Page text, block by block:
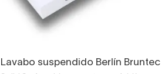
Lavabo suspendido Berlín Bruntec